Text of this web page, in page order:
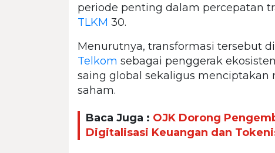
periode penting dalam percepatan
TLKM 30.
Menurutnya, transformasi tersebut
Telkom sebagai penggerak
saing global sekaligus
saham.
Baca Juga : OJK Dorong
Digitalisasi Keuangan dan